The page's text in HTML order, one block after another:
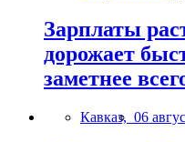
Зарплаты
дорожает
заметнее
Кавказ, 06